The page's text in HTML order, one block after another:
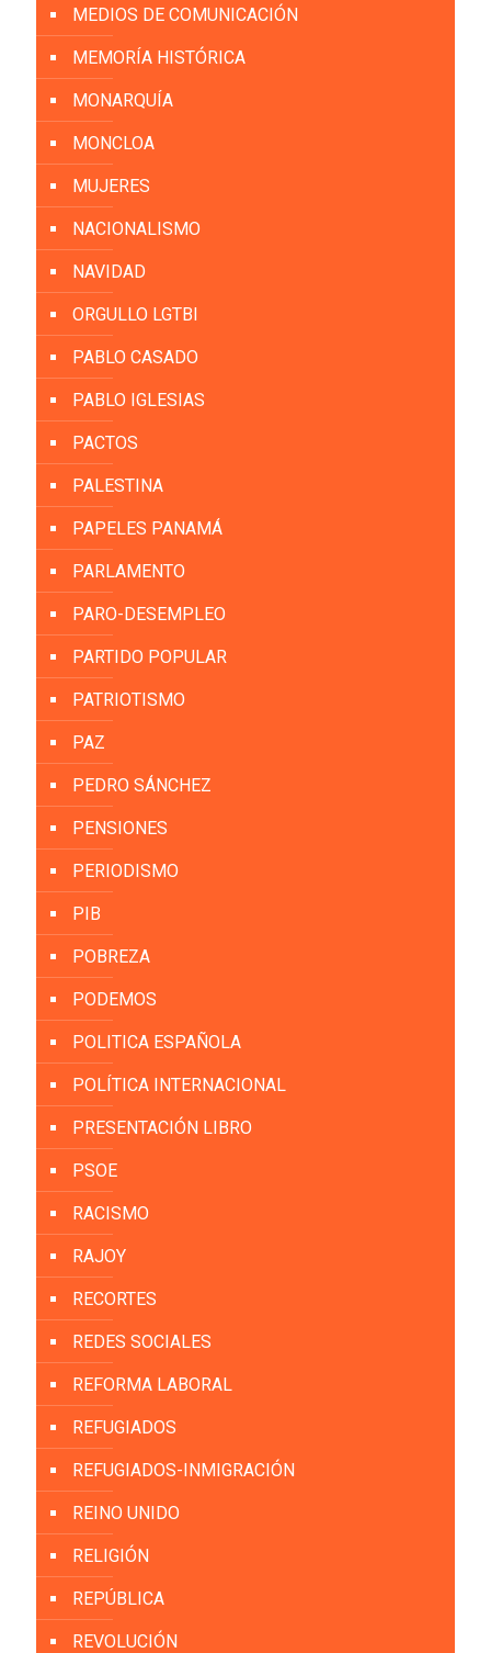
MEDIOS DE COMUNICACIÓN
MEMORÍA HISTÓRICA
MONARQUÍA
MONCLOA
MUJERES
NACIONALISMO
NAVIDAD
ORGULLO LGTBI
PABLO CASADO
PABLO IGLESIAS
PACTOS
PALESTINA
PAPELES PANAMÁ
PARLAMENTO
PARO-DESEMPLEO
PARTIDO POPULAR
PATRIOTISMO
PAZ
PEDRO SÁNCHEZ
PENSIONES
PERIODISMO
PIB
POBREZA
PODEMOS
POLITICA ESPAÑOLA
POLÍTICA INTERNACIONAL
PRESENTACIÓN LIBRO
PSOE
RACISMO
RAJOY
RECORTES
REDES SOCIALES
REFORMA LABORAL
REFUGIADOS
REFUGIADOS-INMIGRACIÓN
REINO UNIDO
RELIGIÓN
REPÚBLICA
REVOLUCIÓN